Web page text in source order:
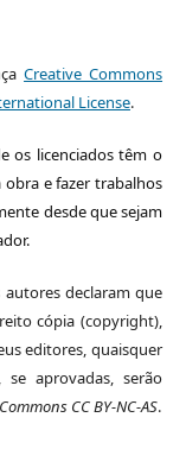
Creative Commons
License.
os licenciados têm o
e fazer trabalhos
desde que sejam
declaram que
cópia (copyright),
editores, quaisquer
se aprovadas, serão
CC BY-NC-AS.